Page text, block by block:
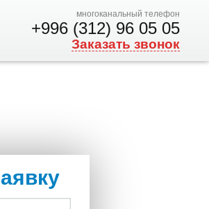
многоканальный телефон
+996 (312) 96 05 05
Заказать звонок